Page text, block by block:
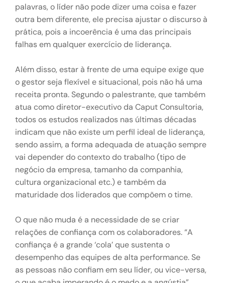
palavras, o líder não pode dizer uma coisa e fazer
outra bem diferente, ele precisa ajustar o discurso à
prática, pois a incoerência é uma das principais
falhas em qualquer exercício de liderança.
Além disso, estar à frente de uma equipe exige que
o gestor seja flexível e situacional, pois não há uma
receita pronta. Segundo o palestrante, que também
atua como diretor-executivo da Caput Consultoria,
todos os estudos realizados nas últimas décadas
indicam que não existe um perfil ideal de liderança,
sendo assim, a forma adequada de atuação sempre
vai depender do contexto do trabalho (tipo de
negócio da empresa, tamanho da companhia,
cultura organizacional etc.) e também da
maturidade dos liderados que compõem o time.
O que não muda é a necessidade de se criar
relações de confiança com os colaboradores. “A
confiança é a grande ‘cola’ que sustenta o
desempenho das equipes de alta performance. Se
as pessoas não confiam em seu líder, ou vice-versa,